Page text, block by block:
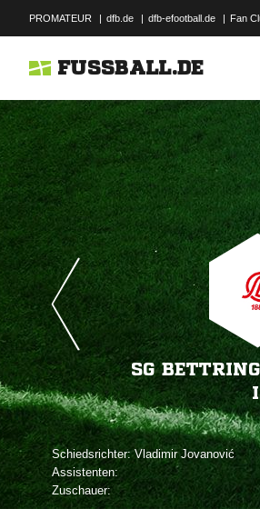
PROMATEUR | dfb.de | dfb-efootball.de | Fan
FUSSBALL.DE
SG
Schiedsrichter: 
Assistenten:
Zuschauer: